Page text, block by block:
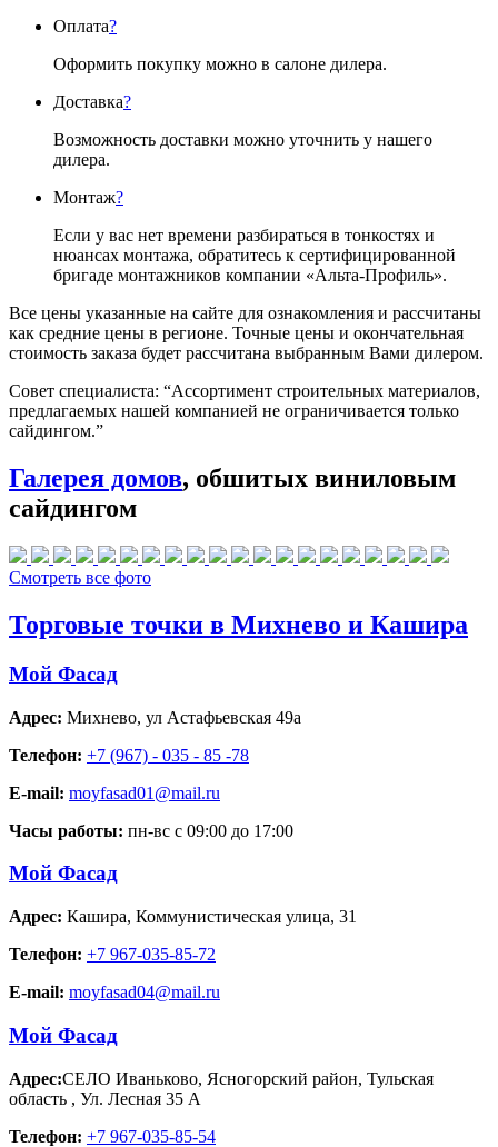
Оплата?
Оформить покупку можно в салоне дилера.
Доставка?
Возможность доставки можно уточнить у нашего
дилера.
Монтаж?
Если у вас нет времени разбираться в тонкостях и
нюансах монтажа, обратитесь к сертифицированной
бригаде монтажников компании «Альта-Профиль».
Все цены указанные на сайте для ознакомления и рассчитаны
как средние цены в регионе. Точные цены и окончательная
стоимость заказа будет рассчитана выбранным Вами дилером.
Совет специалиста: “Ассортимент строительных материалов,
предлагаемых нашей компанией не ограничивается только
сайдингом.”
Галерея домов, обшитых виниловым
сайдингом
Смотреть все фото
Торговые точки в Михнево и Кашира
Мой Фасад
Адрес: Михнево, ул Астафьевская 49а
Телефон: +7 (967) - 035 - 85 -78
E-mail: moyfasad01@mail.ru
Часы работы: пн-вс с 09:00 до 17:00
Мой Фасад
Адрес: Кашира, Коммунистическая улица, 31
Телефон: +7 967-035-85-72
E-mail: moyfasad04@mail.ru
Мой Фасад
Адрес:СЕЛО Иваньково, Ясногорский район, Тульская
область , Ул. Лесная 35 А
Телефон: +7 967-035-85-54